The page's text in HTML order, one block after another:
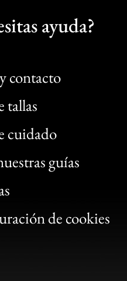
ayuda?
contacto
tallas
cuidado
guías
de cookies